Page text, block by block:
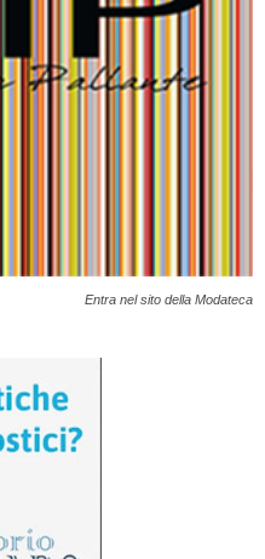
Entra nel sito della Modateca